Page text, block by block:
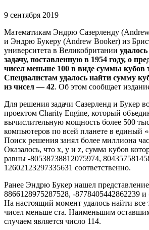
9 сентября 2019
Математикам Эндрю Сазерленду
и Эндрю Букеру (Andrew Booker) из
университета в Великобритании
задачу, поставленную в 1954 году, о
чисел меньше 100 в виде суммы кубов
Специалистам удалось найти сумму
из чисел — 42. Об этом сообщает
Для решения задачи Сазерленд и Букер
проектом Charity Engine, который
вычислительную мощность более 500
компьютеров по всей планете в единый
Поиск решения занял более миллиона
Оказалось, что x, y и z, сумма кубов
равны -80538738812075974,
12602123297335631 соответственно.
Ранее Эндрю Букер нашел
8866128975287528, -8778405442862239 и
На настоящий момент удалось найти все
чисел меньше ста. Наименьшим
случаем является число 114.